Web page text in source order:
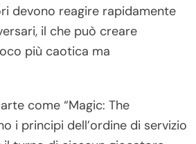
devono reagire rapidamente
il che può creare
più caotica ma
come “Magic: The
i principi dell’ordine di servizio